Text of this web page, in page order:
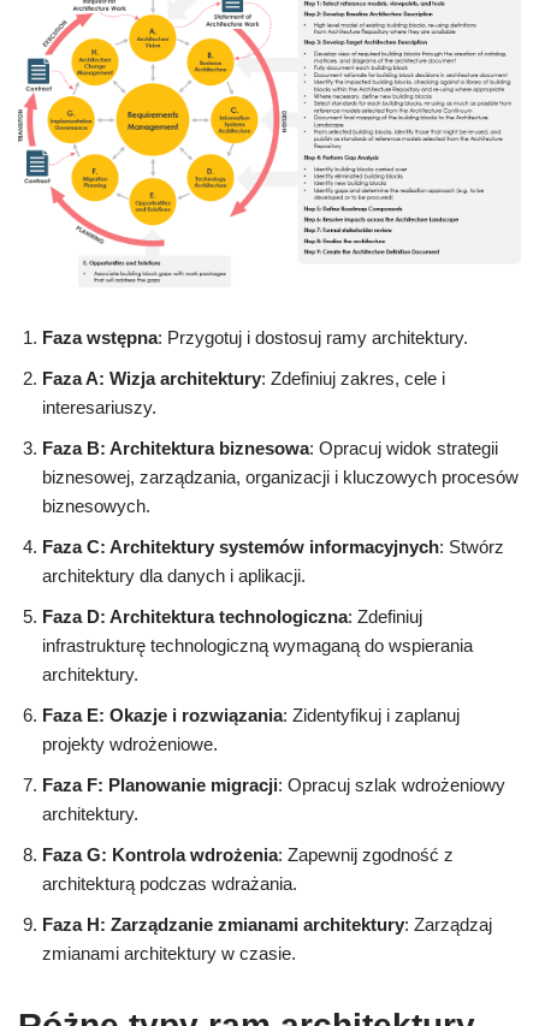
Faza wstępna: Przygotuj i dostosuj ramy architektury.
Faza A: Wizja architektury: Zdefiniuj zakres, cele i
interesariuszy.
Faza B: Architektura biznesowa: Opracuj widok strategii
biznesowej, zarządzania, organizacji i kluczowych procesów
biznesowych.
Faza C: Architektury systemów informacyjnych: Stwórz
architektury dla danych i aplikacji.
Faza D: Architektura technologiczna: Zdefiniuj
infrastrukturę technologiczną wymaganą do wspierania
architektury.
Faza E: Okazje i rozwiązania: Zidentyfikuj i zaplanuj
projekty wdrożeniowe.
Faza F: Planowanie migracji: Opracuj szlak wdrożeniowy
architektury.
Faza G: Kontrola wdrożenia: Zapewnij zgodność z
architekturą podczas wdrażania.
Faza H: Zarządzanie zmianami architektury: Zarządzaj
zmianami architektury w czasie.